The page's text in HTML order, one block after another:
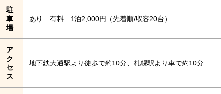
駐
車
場
あり 有料 1泊2,000円（先着順/収容20台）
ア
ク
セ
ス
地下鉄大通駅より徒歩で約10分、札幌駅より車で約10分